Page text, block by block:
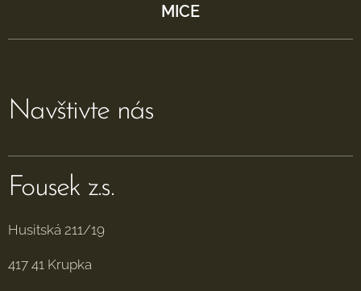
MICE
Navštivte nás
Fousek z.s.
Husitská 211/19
417 41 Krupka